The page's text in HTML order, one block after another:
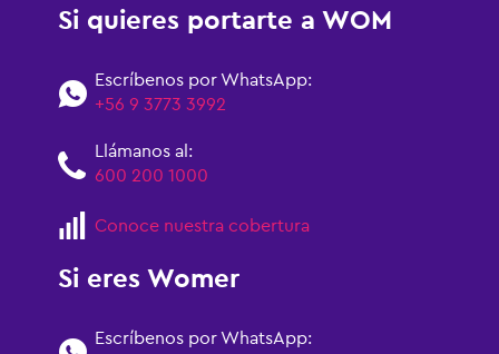
Si quieres portarte a WOM
Escríbenos por WhatsApp:
+56 9 3773 3992
Llámanos al:
600 200 1000
Conoce nuestra cobertura
Si eres Womer
Escríbenos por WhatsApp: